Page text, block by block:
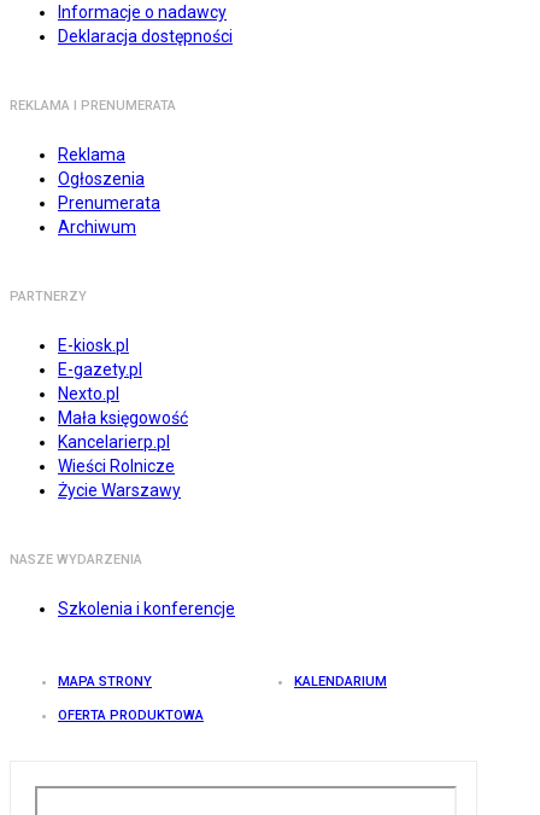
Informacje o nadawcy
Deklaracja dostępności
REKLAMA I PRENUMERATA
Reklama
Ogłoszenia
Prenumerata
Archiwum
PARTNERZY
E-kiosk.pl
E-gazety.pl
Nexto.pl
Mała księgowość
Kancelarierp.pl
Wieści Rolnicze
Życie Warszawy
NASZE WYDARZENIA
Szkolenia i konferencje
MAPA STRONY KALENDARIUM
OFERTA PRODUKTOWA